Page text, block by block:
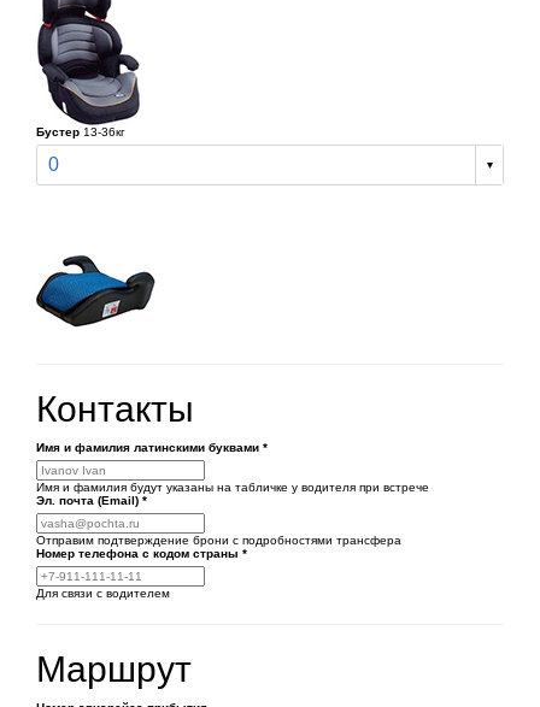
Бустер 13-36кг
0
Контакты
Имя и фамилия латинскими буквами *
Имя и фамилия будут указаны на табличке у водителя при встрече
Эл. почта (Email) *
Отправим подтверждение брони с подробностями трансфера
Номер телефона с кодом страны *
Для связи с водителем
Маршрут